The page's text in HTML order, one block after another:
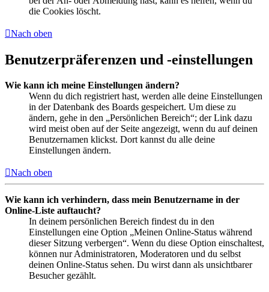
die Cookies löscht.
Nach oben
Benutzerpräferenzen und -einstellungen
Wie kann ich meine Einstellungen ändern?
Wenn du dich registriert hast, werden alle deine Einstellungen
in der Datenbank des Boards gespeichert. Um diese zu
ändern, gehe in den „Persönlichen Bereich“; der Link dazu
wird meist oben auf der Seite angezeigt, wenn du auf deinen
Benutzernamen klickst. Dort kannst du alle deine
Einstellungen ändern.
Nach oben
Wie kann ich verhindern, dass mein Benutzername in der
Online-Liste auftaucht?
In deinem persönlichen Bereich findest du in den
Einstellungen eine Option „Meinen Online-Status während
dieser Sitzung verbergen“. Wenn du diese Option einschaltest,
können nur Administratoren, Moderatoren und du selbst
deinen Online-Status sehen. Du wirst dann als unsichtbarer
Besucher gezählt.